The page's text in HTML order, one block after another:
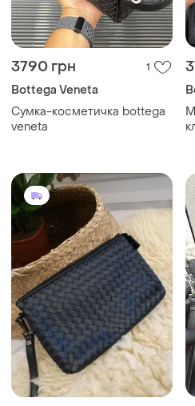
3790 грн 1
Bottega Veneta
Сумка-косметичка bottega
veneta